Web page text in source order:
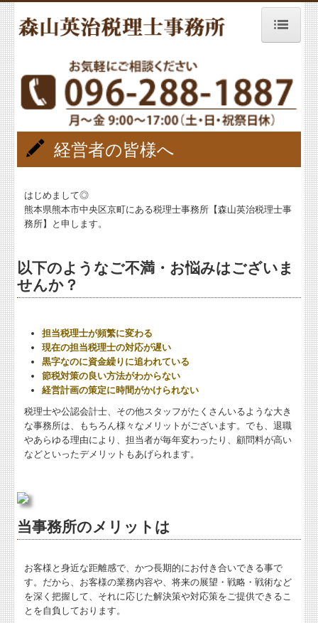
経営者の皆様へ
事務所紹介
業務案内
お客様の声
リンク集
プライバシーポリシー
経営者の皆様へ
はじめまして◎
熊本県熊本市中央区京町にある税理士事務所【森山英治税理士事
務所】と申します。
以下のようなご不満・お悩みはございま
せんか？
担当税理士が頻繁に変わる
現在の担当税理士の対応が遅い
黒字なのに資金繰りに追われている
節税対策の良い方法がわからない
経営計画の策定に時間がかけられない
税理士や公認会計士、その他スタッフがたくさんいるような大き
な事務所は、もちろん様々なメリットがございます。でも、退職
やあらゆる理由により、担当者が毎年変わったり、顧問料が高い
などといったデメリットもあげられます。
当事務所のメリットは
お客様と身近な距離感で、かつ長期的にお付き合いできる事で
す。だから、お客様の業務内容や、将来の展望・戦略・戦術など
を深く把握して、それに応じた解決策や対応策をご提供できるこ
とを自負しております。